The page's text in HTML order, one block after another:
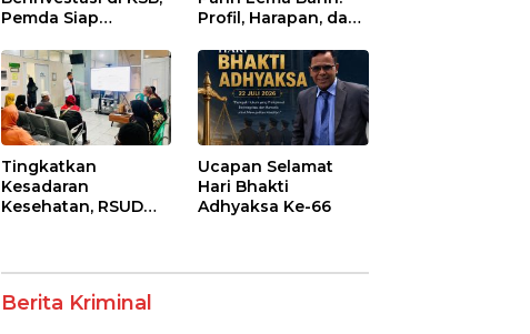
Pemda Siap
dan Pastikan
Kepatuhan Regulasi
Profil, Harapan, dan
Penegakan Hukum
Tingkatkan
Kesadaran
Kesehatan, RSUD
Ucapan Selamat
Hari Bhakti
Adhyaksa Ke-66
Berita Kriminal